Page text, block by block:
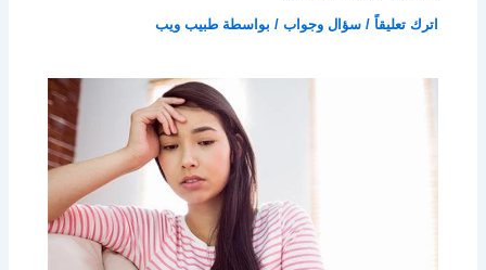
اترك تعليقاً /سؤال وجواب / بواسطة طبيب ويب